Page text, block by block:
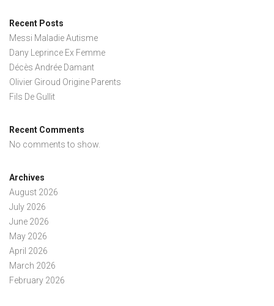
Recent Posts
Messi Maladie Autisme
Dany Leprince Ex Femme
Décès Andrée Damant
Olivier Giroud Origine Parents
Fils De Gullit
Recent Comments
No comments to show.
Archives
August 2026
July 2026
June 2026
May 2026
April 2026
March 2026
February 2026